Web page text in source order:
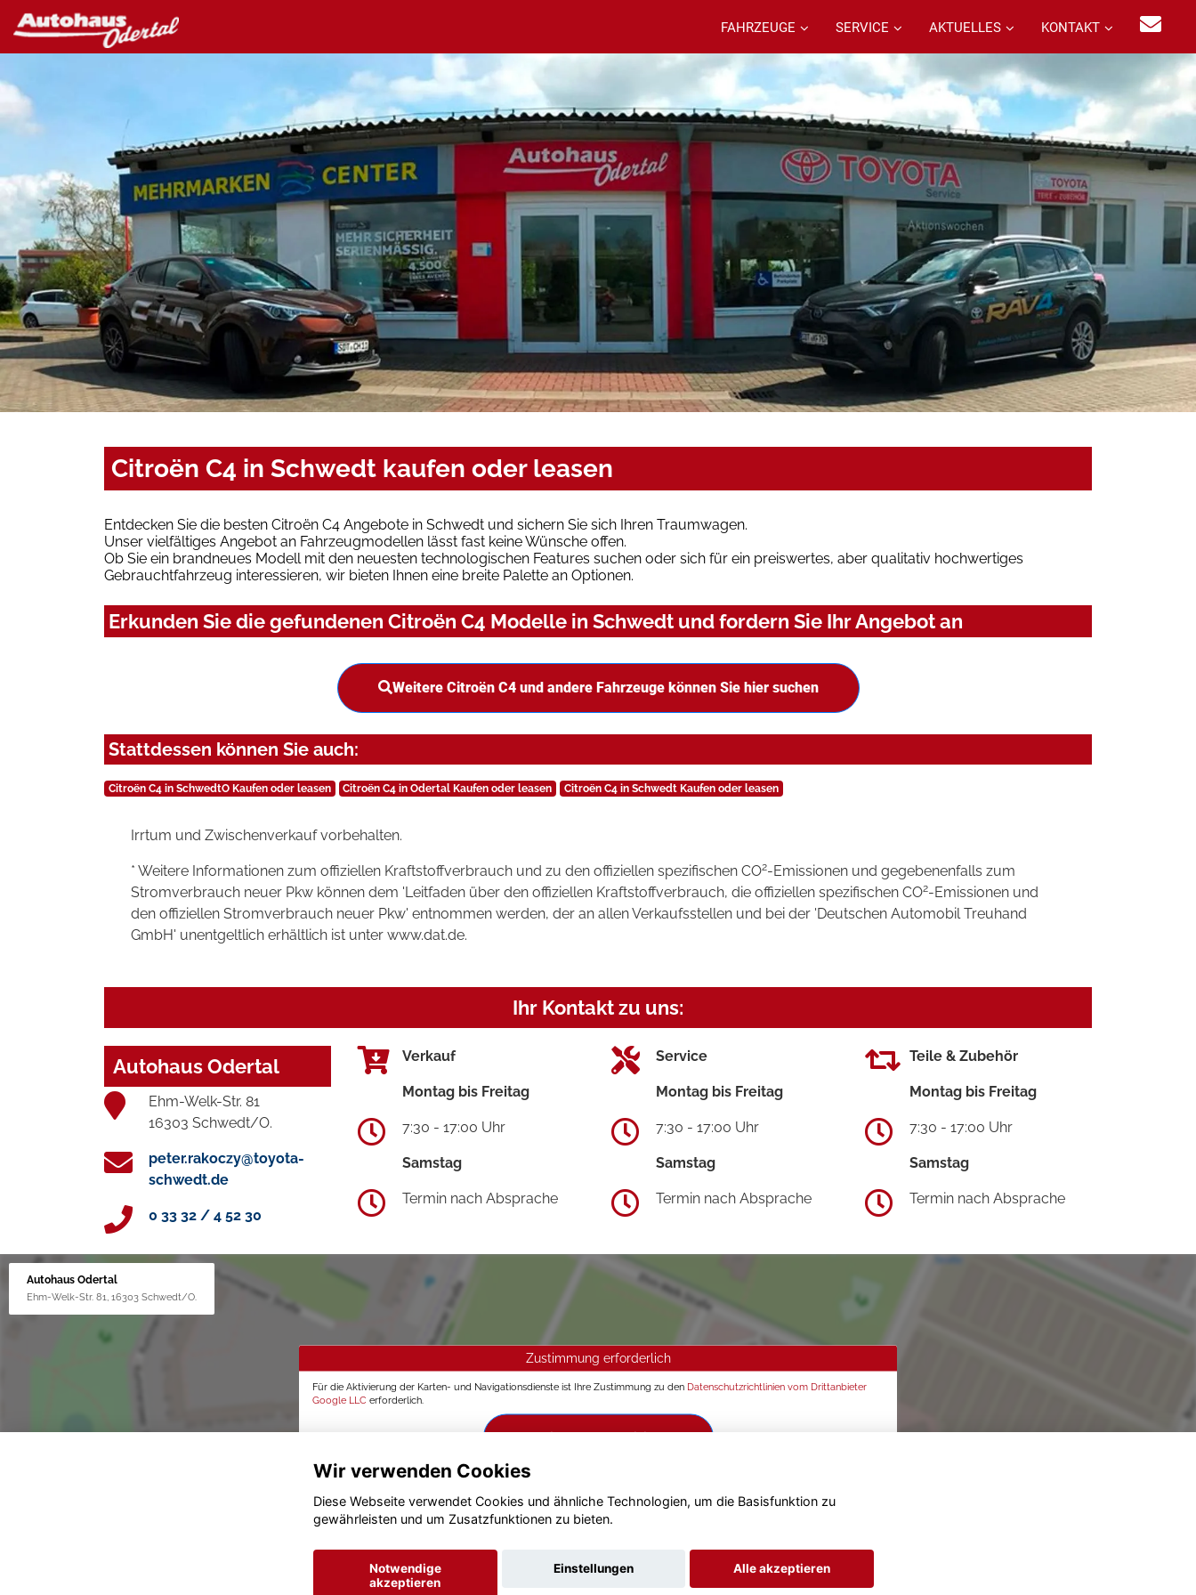
FAHRZEUGE SERVICE AKTUELLES KONTAKT
Citroën C4 in Schwedt kaufen oder leasen
Entdecken Sie die besten Citroën C4 Angebote in Schwedt und sichern Sie sich Ihren Traumwagen.
Unser vielfältiges Angebot an Fahrzeugmodellen lässt fast keine Wünsche offen.
Ob Sie ein brandneues Modell mit den neuesten technologischen Features suchen oder sich für ein preiswertes, aber qualitativ hochwertiges
Gebrauchtfahrzeug interessieren, wir bieten Ihnen eine breite Palette an Optionen.
Erkunden Sie die gefundenen Citroën C4 Modelle in Schwedt und fordern Sie Ihr Angebot an
Weitere Citroën C4 und andere Fahrzeuge können Sie hier suchen
Stattdessen können Sie auch:
Citroën C4 in SchwedtO Kaufen oder leasen Citroën C4 in Odertal Kaufen oder leasen Citroën C4 in Schwedt Kaufen oder leasen
Irrtum und Zwischenverkauf vorbehalten.
* Weitere Informationen zum offiziellen Kraftstoffverbrauch und zu den offiziellen spezifischen CO2-Emissionen und gegebenenfalls zum
Stromverbrauch neuer Pkw können dem 'Leitfaden über den offiziellen Kraftstoffverbrauch, die offiziellen spezifischen CO2-Emissionen und
den offiziellen Stromverbrauch neuer Pkw' entnommen werden, der an allen Verkaufsstellen und bei der 'Deutschen Automobil Treuhand
GmbH' unentgeltlich erhältlich ist unter www.dat.de.
Ihr Kontakt zu uns:
Autohaus Odertal
Ehm-Welk-Str. 81
16303 Schwedt/O.
peter.rakoczy@toyota-
schwedt.de
0 33 32 / 4 52 30
Verkauf
Montag bis Freitag
7:30 - 17:00 Uhr
Samstag
Termin nach Absprache
Service
Montag bis Freitag
7:30 - 17:00 Uhr
Samstag
Termin nach Absprache
Teile & Zubehör
Montag bis Freitag
7:30 - 17:00 Uhr
Samstag
Termin nach Absprache
Autohaus Odertal
Ehm-Welk-Str. 81, 16303 Schwedt/O.
Zustimmung erforderlich
Für die Aktivierung der Karten- und Navigationsdienste ist Ihre Zustimmung zu den Datenschutzrichtlinien vom Drittanbieter
Google LLC erforderlich.
Wir verwenden Cookies
Diese Webseite verwendet Cookies und ähnliche Technologien, um die Basisfunktion zu
gewährleisten und um Zusatzfunktionen zu bieten.
Notwendige
akzeptieren
Einstellungen Alle akzeptieren